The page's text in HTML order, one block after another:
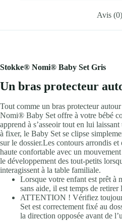
Avis (0)
Stokke® Nomi® Baby Set Gris
Un bras protecteur
Tout comme un bras protecteur
Nomi® Baby Set offre à votre bébé
apprend à s’asseoir tout en lui
à fixer, le Baby Set se clipse
sur le dossier.Les contours arrondis
haute confortable avec un
le développement des tout-petits
interagissent à la table familiale.
Lorsque votre enfant est prêt à
sans aide, il est temps de
ATTENTION ! Vérifiez
Set est correctement fixé au
la direction opposée avant de